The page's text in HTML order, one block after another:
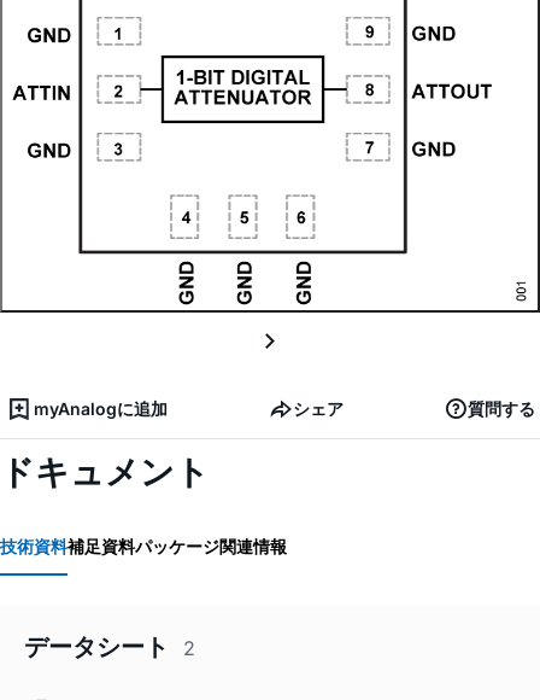
myAnalogに追加 シェア 質問する
ドキュメント
技術資料補足資料パッケージ関連情報
データシート 2